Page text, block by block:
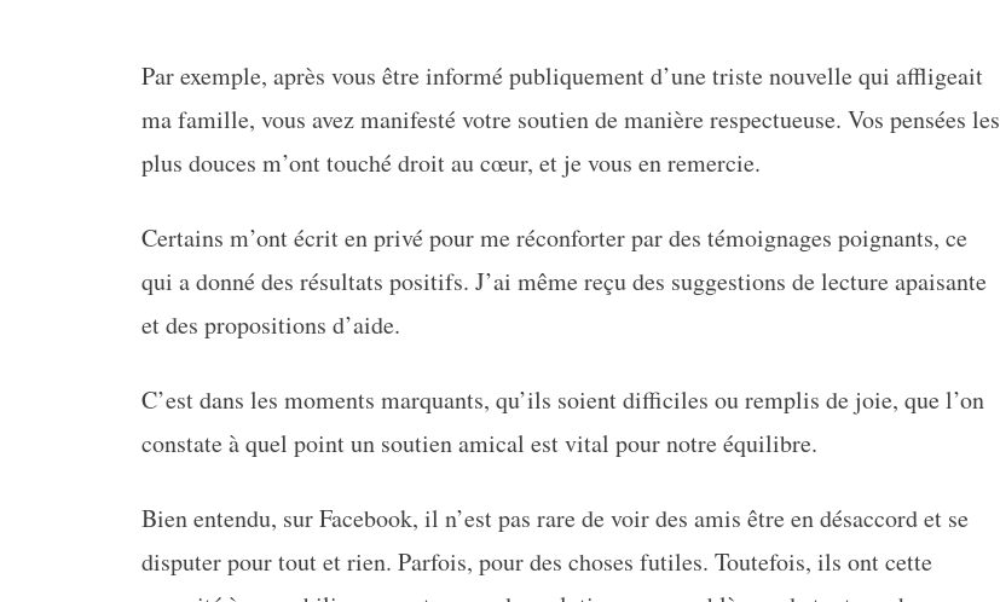
Par exemple, après vous être informé publiquement d’une triste nouvelle qui affligeait
ma famille, vous avez manifesté votre soutien de manière respectueuse. Vos pensées les
plus douces m’ont touché droit au cœur, et je vous en remercie.
Certains m’ont écrit en privé pour me réconforter par des témoignages poignants, ce
qui a donné des résultats positifs. J’ai même reçu des suggestions de lecture apaisante
et des propositions d’aide.
C’est dans les moments marquants, qu’ils soient difficiles ou remplis de joie, que l’on
constate à quel point un soutien amical est vital pour notre équilibre.
Bien entendu, sur Facebook, il n’est pas rare de voir des amis être en désaccord et se
disputer pour tout et rien. Parfois, pour des choses futiles. Toutefois, ils ont cette